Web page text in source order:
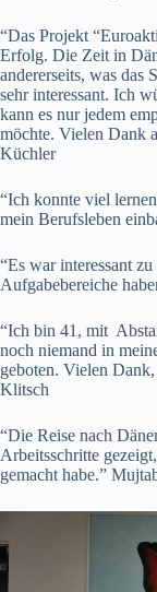
“Das Projekt
Erfolg. Die Zeit in
andererseits, was das
sehr interessant. Ich
kann es nur jedem
möchte. Vielen Dank
Küchler
“Ich konnte viel
mein Berufsleben
“Es war interessant
Aufgabebereiche
“Ich bin 41, mit
noch niemand in
geboten. Vielen
Klitsch
“Die Reise nach
Arbeitsschritte
gemacht habe.”